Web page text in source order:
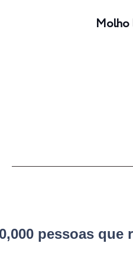
Molho
pessoas